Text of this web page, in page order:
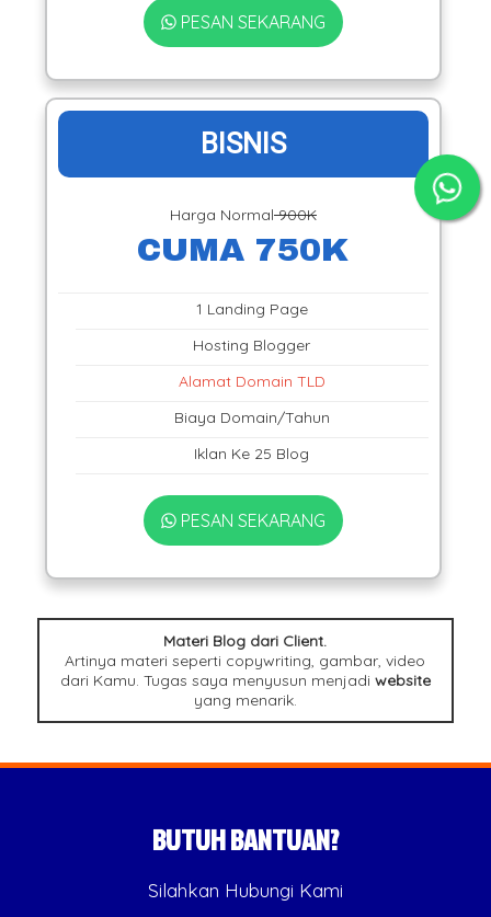
PESAN SEKARANG
BISNIS
Harga Normal900K
CUMA 750K
1 Landing Page
Hosting Blogger
Alamat Domain TLD
Biaya Domain/Tahun
Iklan Ke 25 Blog
PESAN SEKARANG
Materi Blog dari Client.
Artinya materi seperti copywriting, gambar, video
dari Kamu. Tugas saya menyusun menjadi website
yang menarik.
BUTUH BANTUAN?
Silahkan Hubungi Kami